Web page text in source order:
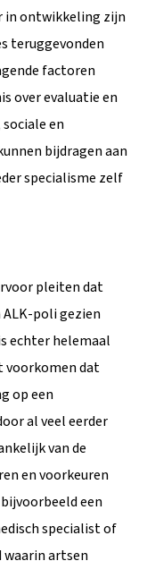
in ontwikkeling zijn
teruggevonden
factoren
over evaluatie en
en
bijdragen aan
specialisme zelf
pleiten dat
poli gezien
echter helemaal
voorkomen dat
op een
al veel eerder
van de
en voorkeuren
een
specialist of
waarin artsen